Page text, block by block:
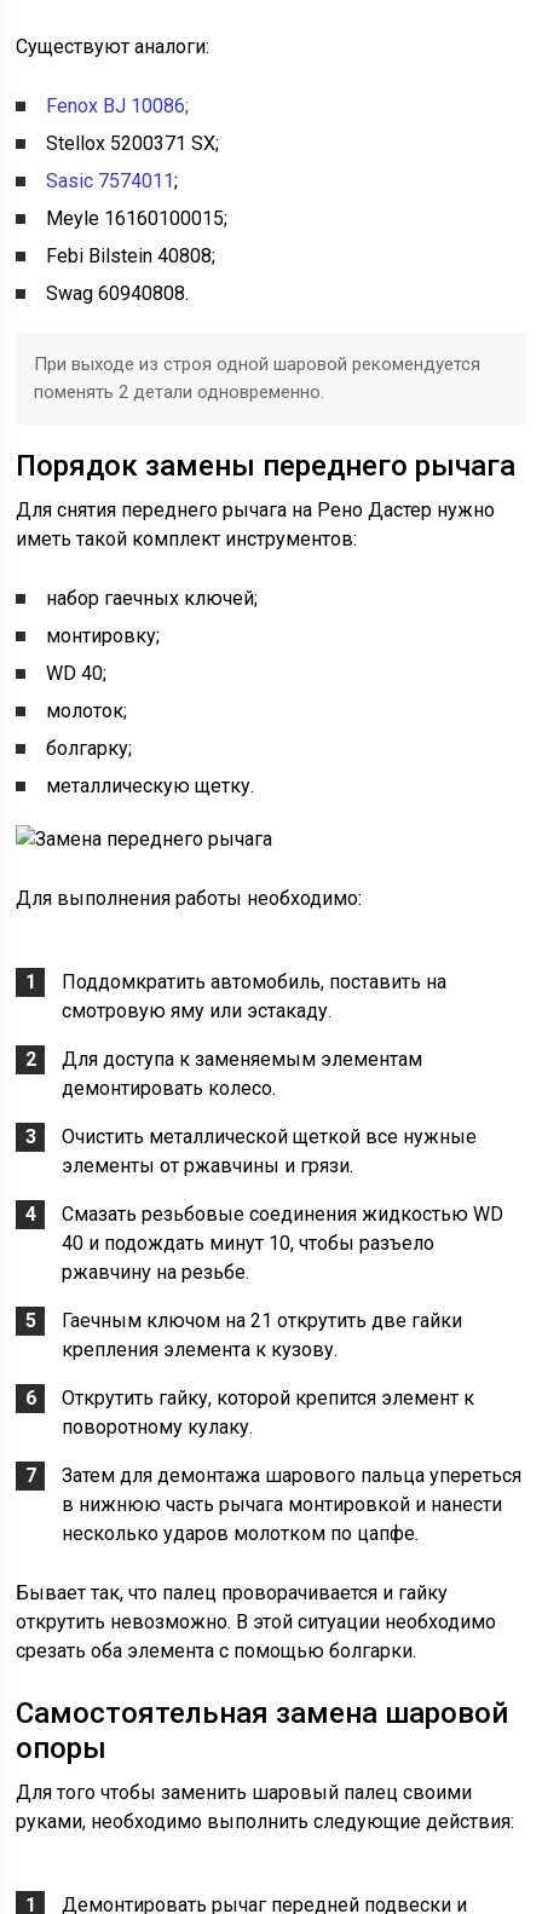
Существуют аналоги:
Fenox BJ 10086;
Stellox 5200371 SX;
Sasic 7574011;
Meyle 16160100015;
Febi Bilstein 40808;
Swag 60940808.
При выходе из строя одной шаровой рекомендуется
поменять 2 детали одновременно.
Порядок замены переднего рычага
Для снятия переднего рычага на Рено Дастер нужно
иметь такой комплект инструментов:
набор гаечных ключей;
монтировку;
WD 40;
молоток;
болгарку;
металлическую щетку.
Для выполнения работы необходимо:
Поддомкратить автомобиль, поставить на
смотровую яму или эстакаду.
Для доступа к заменяемым элементам
демонтировать колесо.
Очистить металлической щеткой все нужные
элементы от ржавчины и грязи.
Смазать резьбовые соединения жидкостью WD
40 и подождать минут 10, чтобы разъело
ржавчину на резьбе.
Гаечным ключом на 21 открутить две гайки
крепления элемента к кузову.
Открутить гайку, которой крепится элемент к
поворотному кулаку.
Затем для демонтажа шарового пальца упереться
в нижнюю часть рычага монтировкой и нанести
несколько ударов молотком по цапфе.
Бывает так, что палец проворачивается и гайку
открутить невозможно. В этой ситуации необходимо
срезать оба элемента с помощью болгарки.
Самостоятельная замена шаровой
опоры
Для того чтобы заменить шаровый палец своими
руками, необходимо выполнить следующие действия:
Демонтировать рычаг передней подвески и